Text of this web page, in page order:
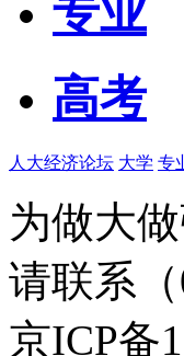
专业
高考
人大经济论坛 大学 专
为做大
请联系（
京ICP备